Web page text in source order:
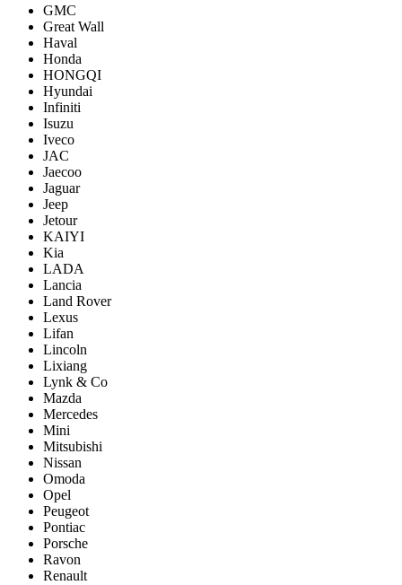
GMC
Great Wall
Haval
Honda
HONGQI
Hyundai
Infiniti
Isuzu
Iveco
JAC
Jaecoo
Jaguar
Jeep
Jetour
KAIYI
Kia
LADA
Lancia
Land Rover
Lexus
Lifan
Lincoln
Lixiang
Lynk & Co
Mazda
Mercedes
Mini
Mitsubishi
Nissan
Omoda
Opel
Peugeot
Pontiac
Porsсhe
Ravon
Renault